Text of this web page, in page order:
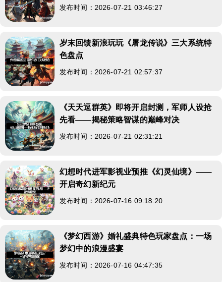
发布时间：2026-07-21 03:46:27
岁末回馈新浪玩玩《屠龙传说》三大系统特
色盘点
发布时间：2026-07-21 02:57:37
《天天逗群英》即将开启封测，军师人设抢
先看——揭秘策略智谋的巅峰对决
发布时间：2026-07-21 02:31:21
幻想时代进军影视业预推《幻灵仙境》——
开启奇幻新纪元
发布时间：2026-07-16 09:18:20
《梦幻西游》婚礼盛典特色玩家盘点：一场
梦幻中的浪漫盛宴
发布时间：2026-07-16 04:47:35